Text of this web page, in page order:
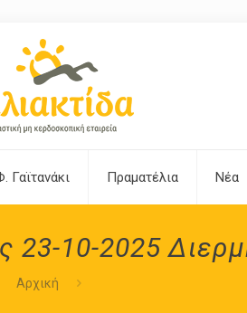
Γαϊτανάκι Πραματέλια Νέα
23-10-2025
Αρχική